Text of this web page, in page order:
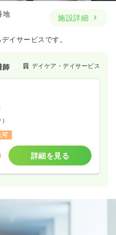
地 施設詳細
イサービスです。
師 デイケア・デイサービス
可
詳細を見る